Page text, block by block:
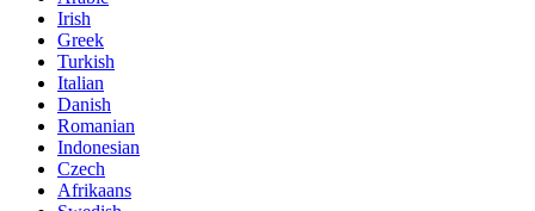
Irish
Greek
Turkish
Italian
Danish
Romanian
Indonesian
Czech
Afrikaans